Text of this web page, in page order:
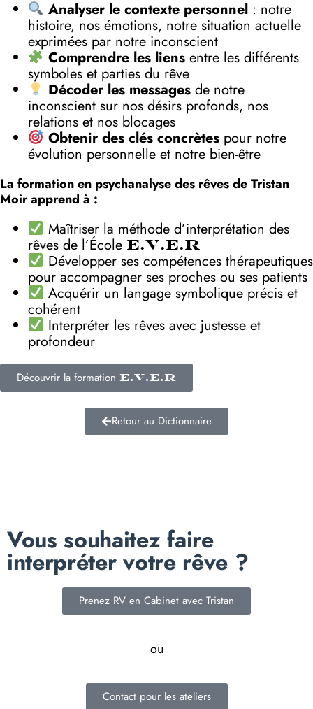
Analyser le contexte personnel: notre
histoire, nos émotions, notre situation actuelle
exprimées par notre inconscient
Comprendre les liensentre les différents
symboles et parties du rêve
Décoder les messagesde notre
inconscient sur nos désirs profonds, nos
relations et nos blocages
Obtenir des clés concrètespour notre
évolution personnelle et notre bien-être
La formation en psychanalyse des rêves de Tristan
Moir apprend à :
Maîtriser la méthode d’interprétation des
rêves de l’École E.V.E.R
Développer ses compétences thérapeutiques
pour accompagner ses proches ou ses patients
Acquérir un langage symbolique précis et
cohérent
Interpréter les rêves avec justesse et
profondeur
Découvrir la formation E.V.E.R
Retour au Dictionnaire
Vous souhaitez faire
interpréter votre rêve ?
Prenez RV en Cabinet avec Tristan
ou
Contact pour les ateliers